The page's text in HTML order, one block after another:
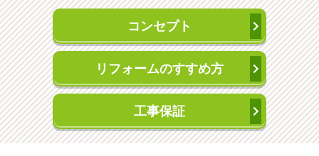
コンセプト
リフォームのすすめ方
工事保証